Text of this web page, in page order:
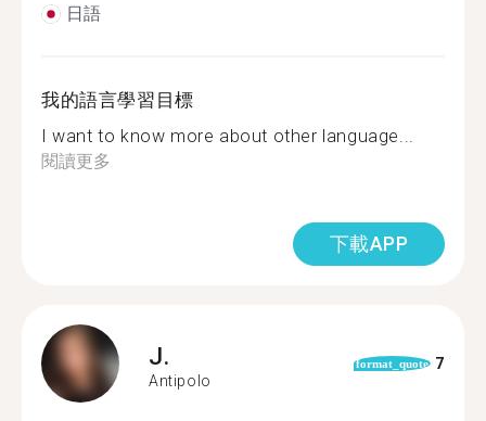
日語
我的語言學習目標
I want to know more about other language...
閱讀更多
下載APP
J.
Antipolo
format_quote 7